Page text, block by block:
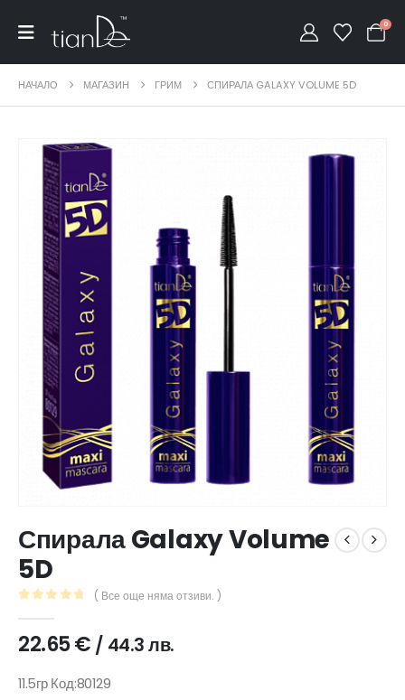
0
НАЧАЛО МАГАЗИН ГРИМ СПИРАЛА GALAXY VOLUME 5D
Спирала Galaxy Volume
5D
( Все още няма отзиви. )
22.65€ / 44.3 лв.
11.5гр Код:80129